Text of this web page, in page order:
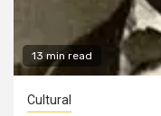
13 min read
Cultural